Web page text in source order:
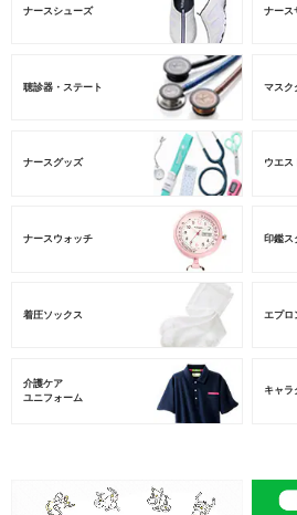
ナースシューズ ナース
聴診器・ステート マスク
ナースグッズ ウエス
ナースウォッチ 印鑑ス
着圧ソックス エプロ
介護ケア
ユニフォーム
キャラ